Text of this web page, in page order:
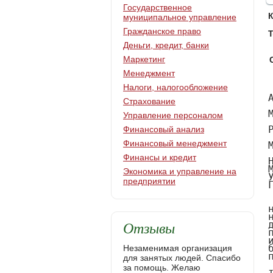
АННОТАЦИЯ

Морочковский Роман Бориславович

РАЗРАБОТКА МЕТОДИКИ НАЛОГОВОГО АУДИТА ПРЕДПРИЯТИЙ МАЛОГО БИЗНЕСА

МАГИСТЕРСКАЯ ДИССЕРТАЦИЯ

НАПРАВЛЕНИЕ					38.04.01 – Экономика
МАГИСТЕРСКАЯ ПРОГРАММА		Учет, анализ и аудит
УЧЕБНАЯ ГРУППА				МЭУ 14-01
ГОД ЗАЩИТЫ					2016г.
    
    В магистерской диссертации исследованы теоретические аспекты налогового аудита и представлен аналитический обзор зарубежных методик налогового контроля. Рассмотрены особенности процедур, входящих в данные методики, а также возможность использования данных методик для
Государственное
муниципальное управление
Гражданское право
Деньги, кредит, банки
Маркетинг
Менеджмент
Налоги, налогообложение
Страхование
Управление персоналом
Финансовый анализ
Финансовый менеджмент
Финансы и кредит
Экономика и управление на
предприятии
Отзывы
Незаменимая организация
для занятых людей. Спасибо
за помощь. Желаю